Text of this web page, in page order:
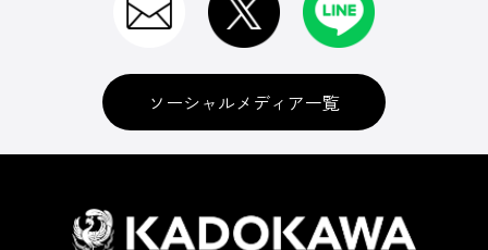
ソーシャルメディア一覧